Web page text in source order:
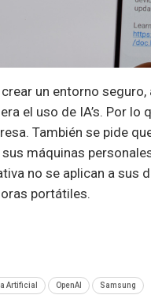
un entorno
el uso de IA’s. Por
También se pide
máquinas
no se aplican a
portátiles.
Artificial OpenAI Samsung